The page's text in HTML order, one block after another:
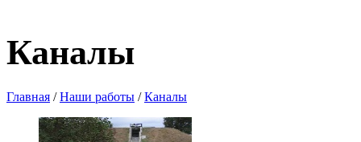
Каналы
Главная / Наши работы / Каналы